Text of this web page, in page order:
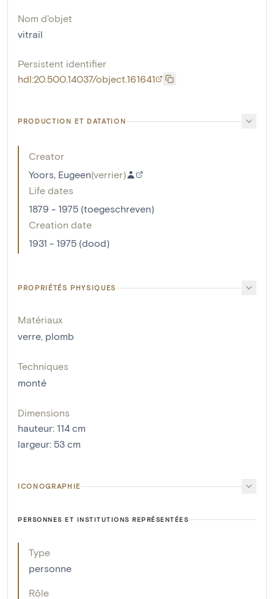
Nom d'objet
vitrail
Persistent identifier
hdl:20.500.14037/object.161641
PRODUCTION ET DATATION
Creator
Yoors, Eugeen(verrier)
Life dates
1879 - 1975 (toegeschreven)
Creation date
1931 - 1975 (dood)
PROPRIÉTÉS PHYSIQUES
Matériaux
verre, plomb
Techniques
monté
Dimensions
hauteur: 114 cm
largeur: 53 cm
ICONOGRAPHIE
PERSONNES ET INSTITUTIONS REPRÉSENTÉES
Type
personne
Rôle